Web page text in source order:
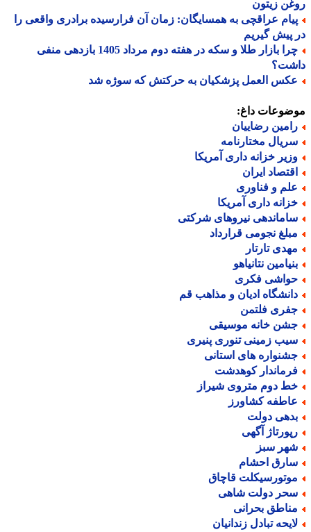
زیتون
عراقچی به همسایگان: زمان آن فرارسیده برادری واقعی را
پیش گیریم
چرا بازار طلا و سکه در هفته دوم مرداد 1405 بازدهی منفی
العمل پزشکیان به حرکتش که سوژه شد
داغ:
رضاییان
مختارنامه
خزانه داری آمریکا
ایران
و فناوری
داری آمریکا
نیروهای شرکتی
نجومی قرارداد
تارتار
نتانیاهو
فکری
ادیان و مذاهب قم
فلتمن
خانه موسیقی
زمینی تنوری پنیری
های استانی
کوهدشت
دوم متروی شیراز
کشاورز
دولت
آگهی
سبز
احشام
قاچاق
دولت شاهی
بحرانی
تبادل زندانیان